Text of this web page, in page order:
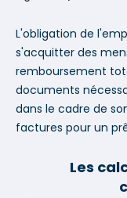
L'obligation de
s'acquitter des
remboursement
documents
dans le cadre de
factures pour un
Les